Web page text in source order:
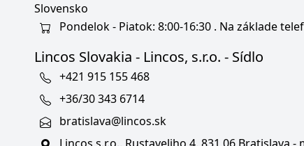
Slovensko
Pondelok - Piatok: 8:00-16:30 . Na základe
Lincos Slovakia - Lincos, s.r.o. - Sídlo
+421 915 155 468
+36/30 343 6714
bratislava@lincos.sk